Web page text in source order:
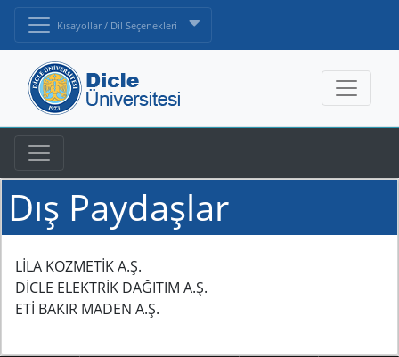
Kısayollar / Dil Seçenekleri
Dış Paydaşlar
LİLA KOZMETİK A.Ş.
DİCLE ELEKTRİK DAĞITIM A.Ş.
ETİ BAKIR MADEN A.Ş.